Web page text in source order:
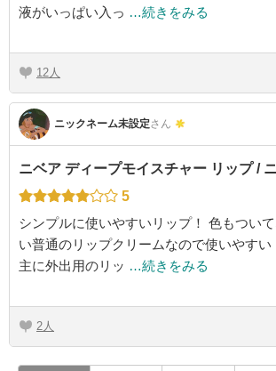
液がいっぱい入っ …続きをみる
12
ニックネーム未設定さん
ニベア ディープモイスチャー リップ /
5
シンプルに使いやすいリップ！ 色もつい
い普通のリップクリームなので使いやすい
主に外出用のリッ …続きをみる
2